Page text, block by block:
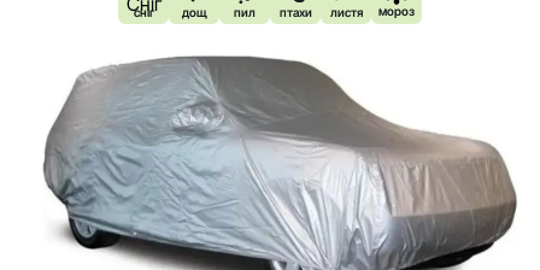
сніг дощ пил птахи листя мороз